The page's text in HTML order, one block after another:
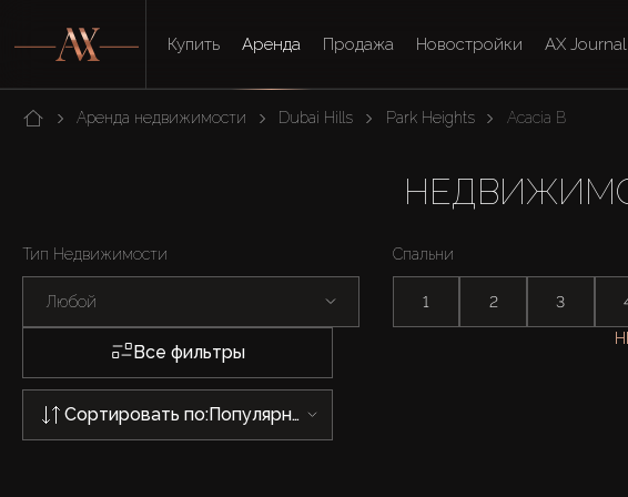
Купить Аренда Продажа Новостройки AX Journal
Аренда недвижимости Dubai Hills Park Heights Acacia B
Тип Недвижимости
Любой
Спальни
1 2 3
Все фильтры
Сортировать по: Популярности